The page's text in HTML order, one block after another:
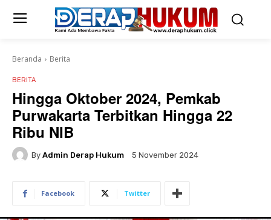
Beranda Berita
BERITA
Hingga Oktober 2024, Pemkab
Purwakarta Terbitkan Hingga 22
Ribu NIB
By Admin Derap Hukum 5 November 2024
Facebook Twitter